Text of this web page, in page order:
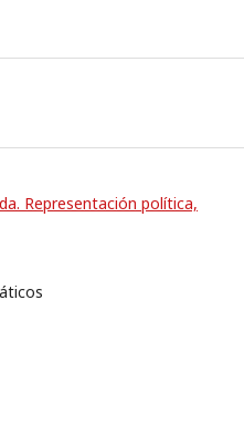
Representación política,